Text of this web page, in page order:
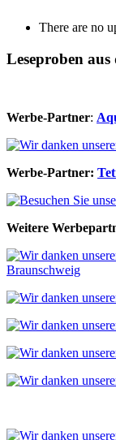
There are no
Leseproben
Werbe-Partner:
Werbe-Partner:
Weitere